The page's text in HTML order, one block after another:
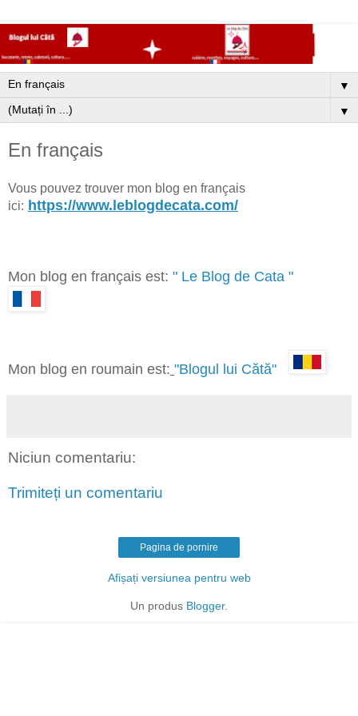
▼
▼
En français
Vous pouvez trouver mon blog en français
ici: https://www.leblogdecata.com/
Mon blog en français est: " Le Blog de Cata "
Mon blog en roumain est: "Blogul lui Cătă"
Niciun comentariu:
Trimiteți un comentariu
Pagina de pornire
Afișați versiunea pentru web
Un produs Blogger.